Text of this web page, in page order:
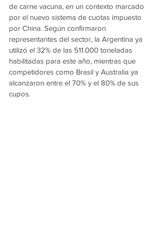
de carne vacuna, en un contexto marcado
por el nuevo sistema de cuotas impuesto
por China. Según confirmaron
representantes del sector, la Argentina ya
utilizó el 32% de las 511.000 toneladas
habilitadas para este año, mientras que
competidores como Brasil y Australia ya
alcanzaron entre el 70% y el 80% de sus
cupos.